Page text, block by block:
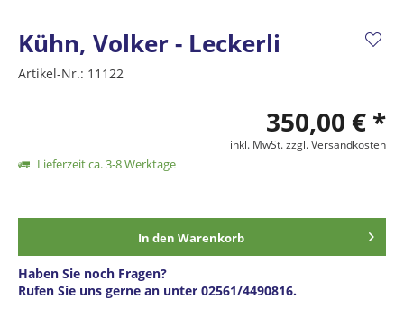
Kühn, Volker - Leckerli
Artikel-Nr.: 11122
350,00 € *
inkl. MwSt.zzgl. Versandkosten
Lieferzeit ca. 3-8 Werktage
In den Warenkorb
Haben Sie noch Fragen?
Rufen Sie uns gerne an unter 02561/4490816.